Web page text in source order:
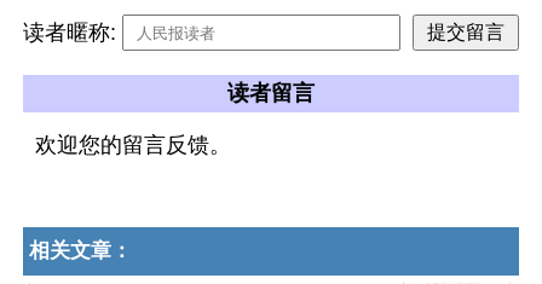
读者暱称:
读者留言
欢迎您的留言反馈。
相关文章：